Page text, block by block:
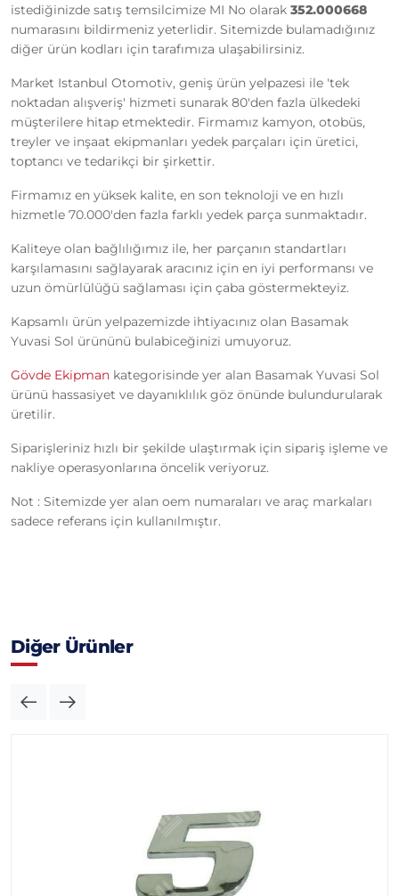
istediğinizde satış temsilcimize MI No olarak 352.000668
numarasını bildirmeniz yeterlidir. Sitemizde bulamadığınız
diğer ürün kodları için tarafımıza ulaşabilirsiniz.
Market Istanbul Otomotiv, geniş ürün yelpazesi ile 'tek
noktadan alışveriş' hizmeti sunarak 80'den fazla ülkedeki
müşterilere hitap etmektedir. Firmamız kamyon, otobüs,
treyler ve inşaat ekipmanları yedek parçaları için üretici,
toptancı ve tedarikçi bir şirkettir.
Firmamız en yüksek kalite, en son teknoloji ve en hızlı
hizmetle 70.000'den fazla farklı yedek parça sunmaktadır.
Kaliteye olan bağlılığımız ile, her parçanın standartları
karşılamasını sağlayarak aracınız için en iyi performansı ve
uzun ömürlülüğü sağlaması için çaba göstermekteyiz.
Kapsamlı ürün yelpazemizde ihtiyacınız olan Basamak
Yuvasi Sol ürününü bulabiceğinizi umuyoruz.
Gövde Ekipman kategorisinde yer alan Basamak Yuvasi Sol
ürünü hassasiyet ve dayanıklılık göz önünde bulundurularak
üretilir.
Siparişleriniz hızlı bir şekilde ulaştırmak için sipariş işleme ve
nakliye operasyonlarına öncelik veriyoruz.
Not : Sitemizde yer alan oem numaraları ve araç markaları
sadece referans için kullanılmıştır.
Diğer Ürünler